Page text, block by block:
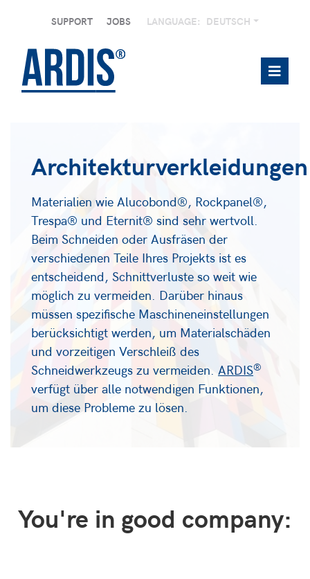
SUPPORT JOBS LANGUAGE: DEUTSCH
Architekturverkleidungen
Materialien wie Alucobond®, Rockpanel®,
Trespa® und Eternit® sind sehr wertvoll.
Beim Schneiden oder Ausfräsen der
verschiedenen Teile Ihres Projekts ist es
entscheidend, Schnittverluste so weit wie
möglich zu vermeiden. Darüber hinaus
müssen spezifische Maschineneinstellungen
berücksichtigt werden, um Materialschäden
und vorzeitigen Verschleiß des
Schneidwerkzeugs zu vermeiden. ARDIS®
verfügt über alle notwendigen Funktionen,
um diese Probleme zu lösen.
You're in good company: